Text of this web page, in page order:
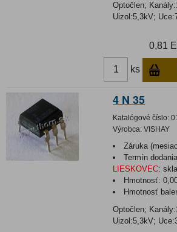
Optočlen;
Uizol:5,3kV;
0,81
ks
4 N 35
Katalógové číslo:
Výrobca: VISHAY
Záruka
Termín
LIESKOVEC:
Hmotnosť:
Hmotnosť
Optočlen;
Uizol:5,3kV;